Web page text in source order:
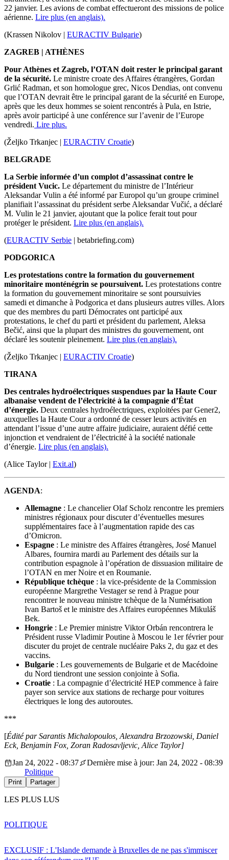
22 janvier. Les avions de combat effectueront des missions de police
aérienne. Lire plus (en anglais).
(Krassen Nikolov | EURACTIV Bulgarie)
ZAGREB | ATHÈNES
Pour Athènes et Zagreb, l’OTAN doit rester le principal garant
de la sécurité. Le ministre croate des Affaires étrangères, Gordan
Grlić Radman, et son homologue grec, Nicos Dendias, ont convenu
que l’OTAN devrait être le principal garant de la sécurité en Europe,
après que les deux hommes se soient rencontrés à Pula, en Istrie,
après avoir participé à une conférence sur l’avenir de l’Europe
vendredi. Lire plus.
(Željko Trkanjec | EURACTIV Croatie)
BELGRADE
La Serbie informée d’un complot d’assassinat contre le
président Vucic. Le département du ministre de l’Intérieur
Aleksandar Vulin a été informé par Europol qu’un groupe criminel
planifiait l’assassinat du président serbe Aleksandar Vučić, a déclaré
M. Vulin le 21 janvier, ajoutant que la police ferait tout pour
protéger le président. Lire plus (en anglais).
(EURACTIV Serbie | betabriefing.com)
PODGORICA
Les protestations contre la formation du gouvernement
minoritaire monténégrin se poursuivent. Les protestations contre
la formation du gouvernement minoritaire se sont poursuivies
samedi et dimanche à Podgorica et dans plusieurs autres villes. Alors
que des membres du parti Démocrates ont participé aux
protestations, le chef du parti et président du parlement, Aleksa
Bečić, ainsi que la plupart des ministres du gouvernement, ont
déclaré les soutenir pleinement. Lire plus (en anglais).
(Željko Trkanjec | EURACTIV Croatie)
TIRANA
Des centrales hydroélectriques suspendues par la Haute Cour
albanaise vendent de l’électricité à la compagnie d’État
d’énergie. Deux centrales hydroélectriques, exploitées par Gener2,
auxquelles la Haute Cour a ordonné de cesser leurs activités en
attendant l’issue d’une autre affaire judiciaire, auraient défié cette
injonction et vendraient de l’électricité à la société nationale
d’énergie. Lire plus (en anglais).
(Alice Taylor | Exit.al)
AGENDA:
Allemagne : Le chancelier Olaf Scholz rencontre les premiers
ministres régionaux pour discuter d’éventuelles mesures
supplémentaires face à l’augmentation rapide des cas
d’Omicron.
Espagne : Le ministre des Affaires étrangères, José Manuel
Albares, fournira mardi au Parlement des détails sur la
contribution espagnole à l’opération de dissuasion militaire de
l’OTAN en mer Noire et en Roumanie.
République tchèque : la vice-présidente de la Commission
européenne Margrethe Vestager se rend à Prague pour
rencontrer le nouveau ministre tchèque de la Numérisation
Ivan Bartoš et le ministre des Affaires européennes Mikuláš
Bek.
Hongrie : Le Premier ministre Viktor Orbán rencontrera le
Président russe Vladimir Poutine à Moscou le 1er février pour
discuter du projet de centrale nucléaire Paks 2, du gaz et des
vaccins.
Bulgarie : Les gouvernements de Bulgarie et de Macédoine
du Nord tiendront une session conjointe à Sofia.
Croatie : La compagnie d’électricité HEP commence à faire
payer son service aux stations de recharge pour voitures
électriques le long des autoroutes.
***
[Édité par Sarantis Michalopoulos, Alexandra Brzozowski, Daniel
Eck, Benjamin Fox, Zoran Radosavljevic, Alice Taylor]
Jan 24, 2022 - 08:37
Dernière mise à jour: Jan 24, 2022 - 08:39
Politique
Print Partager
LES PLUS LUS
EXCLUSIF : L'Islande demande à Bruxelles de ne pas s'immiscer
POLITIQUE